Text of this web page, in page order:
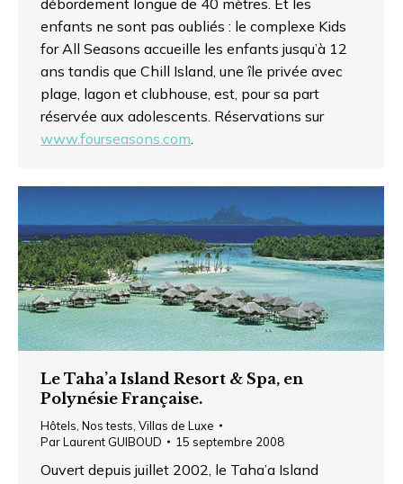
enfants ne sont pas oubliés : le complexe Kids
for All Seasons accueille les enfants jusqu’à 12
ans tandis que Chill Island, une île privée avec
plage, lagon et clubhouse, est, pour sa part
réservée aux adolescents. Réservations sur
www.fourseasons.com
Le Taha’a Island Resort & Spa, en
Polynésie Française.
Hôtels Nos tests Villas de Luxe
ParLaurent GUIBOUD 15 septembre 2008
Ouvert depuis juillet 2002, le Taha’a Island